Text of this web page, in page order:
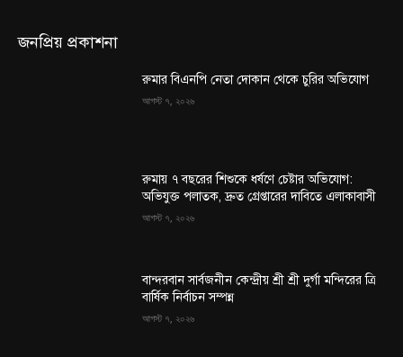
জনপ্রিয় প্রকাশনা
রুমার বিএনপি নেতা দোকান থেকে চুরির অভিযোগ
আগস্ট ৭, ২০২৬
রুমায় ৭ বছরের শিশুকে ধর্ষণে চেষ্টার অভিযোগ:
অভিযুক্ত পলাতক, দ্রুত গ্রেপ্তারের দাবিতে এলাকাবাসী
আগস্ট ৭, ২০২৬
বান্দরবান সার্বজনীন কেন্দ্রীয় শ্রী শ্রী দুর্গা মন্দিরের ত্রি
বার্ষিক নির্বাচন সম্পন্ন
আগস্ট ৭, ২০২৬